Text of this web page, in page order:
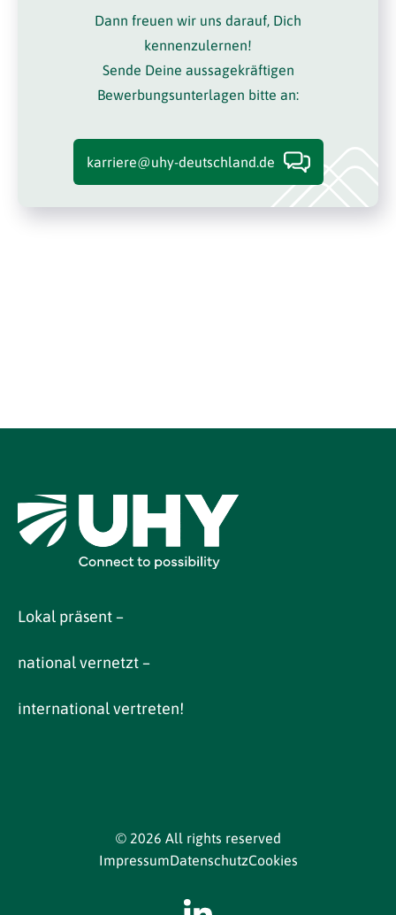
Dann freuen wir uns darauf, Dich
kennenzulernen!
Sende Deine aussagekräftigen
Bewerbungsunterlagen bitte an:
karriere@uhy-deutschland.de
Lokal präsent –
national vernetzt –
international vertreten!
© 2026 All rights reserved
ImpressumDatenschutzCookies